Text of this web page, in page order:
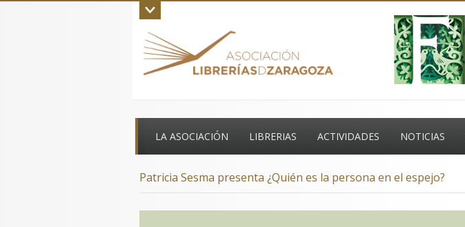
Inicio La asociación Aviso legal Contacto
LA ASOCIACIÓN LIBRERIAS ACTIVIDADES NOTICIAS
Patricia Sesma presenta ¿Quién es la persona en el espejo?